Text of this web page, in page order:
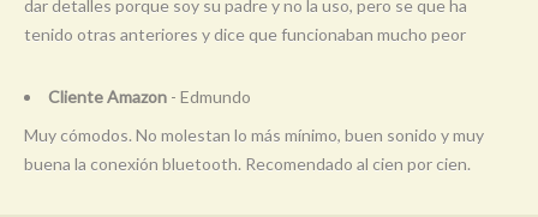
dar detalles porque soy su padre y no la uso, pero se que ha
tenido otras anteriores y dice que funcionaban mucho peor
Cliente Amazon - Edmundo
Muy cómodos. No molestan lo más mínimo, buen sonido y muy
buena la conexión bluetooth. Recomendado al cien por cien.